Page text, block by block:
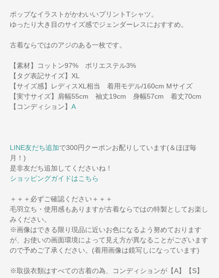
ポップなイラストがかわいいプリントTシャツ。
ゆったり大き目のサイズ感でジェンダーレスにおすすめ。
古着ならではのアジのある一枚です。
【素材】コットン97% ポリエステル3%
【タグ表記サイズ】XL
【サイズ感】レディスXL相当 着用モデル/160cm Mサイズ
【実寸サイズ】肩幅55cm 袖丈19cm 身幅57cm 着丈70cm
【コンディション】 A
LINE友だち追加で300円クーポンお配りしています(＆ほぼ毎
月！)
是非友だち追加してくださいね！
ショッピングガイドはこちら
＋＋＋必ずご確認ください＋＋＋
毛羽立ち・使用感もありますが古着ならではの特製としてお楽し
みください。
※画像はできる限り現品に近いお色になるよう努めております
が、お使いの画面環境によって見え方が異なることがございます
ので予めご了承ください。(着用画像は鏡写しになっています)
※取扱衣類はすべての古着の為、コンディションが【A】【S】